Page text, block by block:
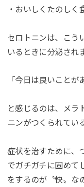
・おいしくたのしく
セロトニンは、こう
いるときに分泌され
「今日は良いことが
と感じるのは、メラ
ニンがつくられてい
症状を治すために、
でガチガチに固めて
をするのが〝快〟な